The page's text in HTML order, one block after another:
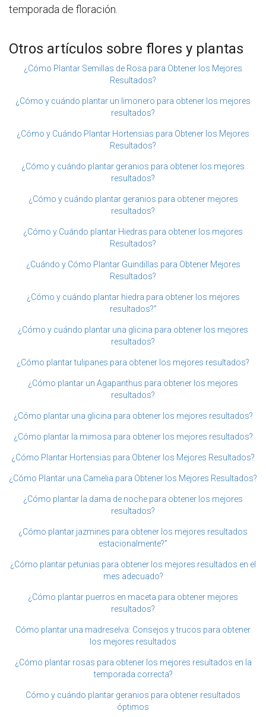
temporada de floración.
Otros artículos sobre flores y plantas
¿Cómo Plantar Semillas de Rosa para Obtener los Mejores
Resultados?
¿Cómo y cuándo plantar un limonero para obtener los mejores
resultados?
¿Cómo y Cuándo Plantar Hortensias para Obtener los Mejores
Resultados?
¿Cómo y cuándo plantar geranios para obtener los mejores
resultados?
¿Cómo y cuándo plantar geranios para obtener mejores
resultados?
¿Cómo y Cuándo plantar Hiedras para obtener los mejores
Resultados?
¿Cuándo y Cómo Plantar Guindillas para Obtener Mejores
Resultados?
¿Cómo y cuándo plantar hiedra para obtener los mejores
resultados?”
¿Cómo y cuándo plantar una glicina para obtener los mejores
resultados?
¿Cómo plantar tulipanes para obtener los mejores resultados?
¿Cómo plantar un Agapanthus para obtener los mejores
resultados?
¿Cómo plantar una glicina para obtener los mejores resultados?
¿Cómo plantar la mimosa para obtener los mejores resultados?
¿Cómo Plantar Hortensias para Obtener los Mejores Resultados?
¿Cómo Plantar una Camelia para Obtener los Mejores Resultados?
¿Cómo plantar la dama de noche para obtener los mejores
resultados?
¿Cómo plantar jazmines para obtener los mejores resultados
estacionalmente?”
¿Cómo plantar petunias para obtener los mejores resultados en el
mes adecuado?
¿Cómo plantar puerros en maceta para obtener mejores
resultados?
Cómo plantar una madreselva: Consejos y trucos para obtener
los mejores resultados
¿Cómo plantar rosas para obtener los mejores resultados en la
temporada correcta?
Cómo y cuándo plantar geranios para obtener resultados
óptimos